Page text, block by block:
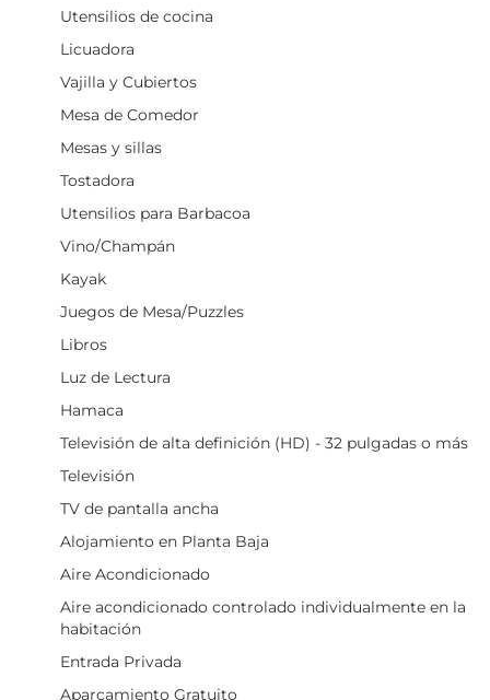
Utensilios de cocina
Licuadora
Vajilla y Cubiertos
Mesa de Comedor
Mesas y sillas
Tostadora
Utensilios para Barbacoa
Vino/Champán
Kayak
Juegos de Mesa/Puzzles
Libros
Luz de Lectura
Hamaca
Televisión de alta definición (HD) - 32 pulgadas o más
Televisión
TV de pantalla ancha
Alojamiento en Planta Baja
Aire Acondicionado
Aire acondicionado controlado individualmente en la
habitación
Entrada Privada
Aparcamiento Gratuito